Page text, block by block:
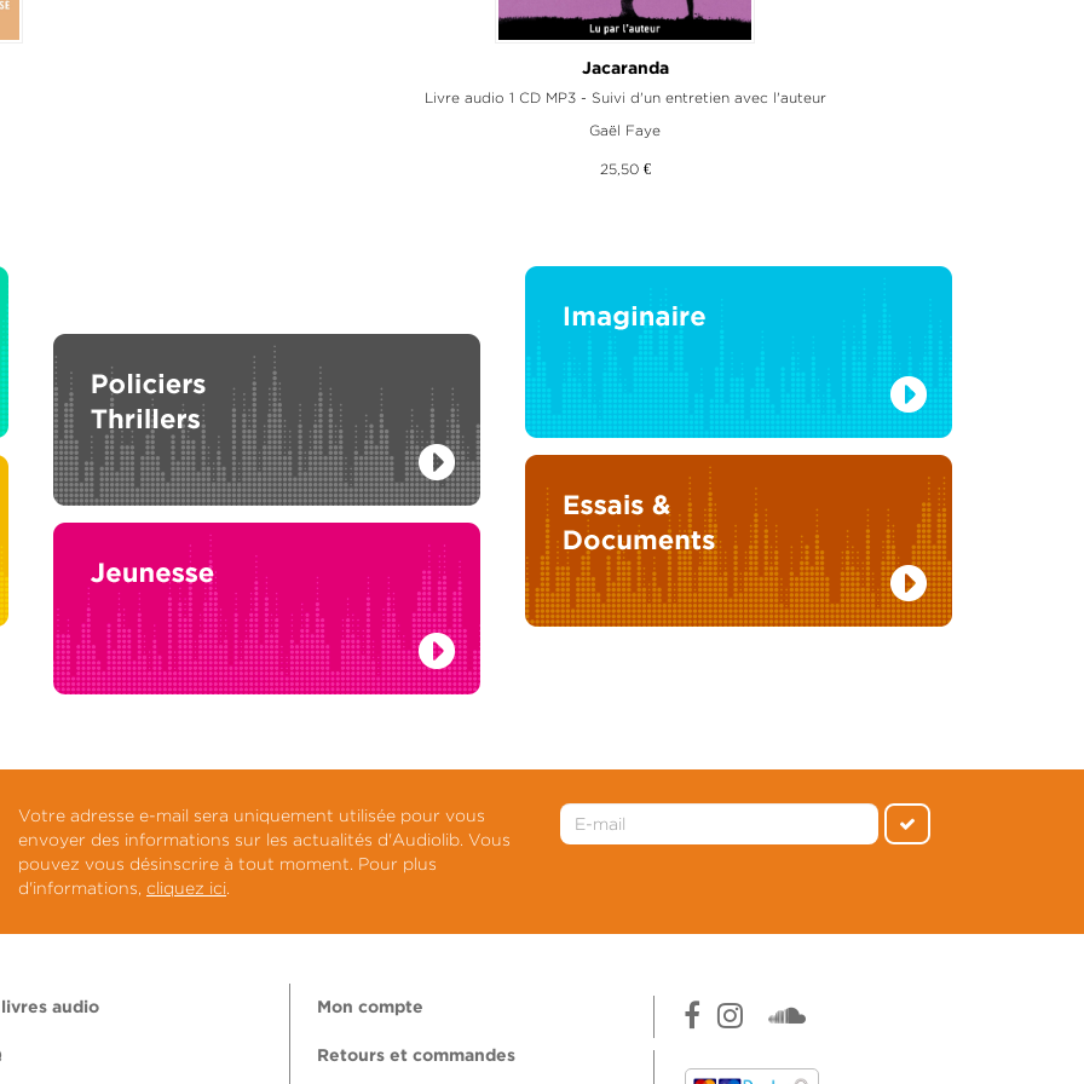
Dona Flor et ses deux maris
Livre audio 3 CD MP3
Jorge Amado
30,90 €
femme Jacaranda
Livre audio 1 CD MP3 - Suivi d'un entretien avec l'auteur
Gaël Faye
25,50 €
Votre adresse e-mail sera uniquement utilisée pour vous
envoyer des informations sur les actualités d'Audiolib. Vous
pouvez vous désinscrire à tout moment. Pour plus
d'informations, cliquez ici.
livres audio Mon compte
Retours et commandes